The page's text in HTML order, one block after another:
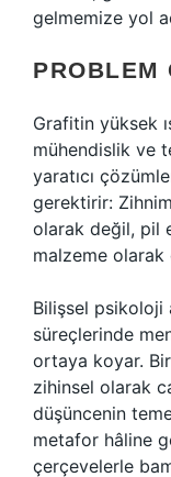
gelmemize yol
PROBLEM
Grafitin yüksek
mühendislik ve
yaratıcı
gerektirir:
olarak değil, pil
malzeme olarak
Bilişsel psikoloji
süreçlerinde
ortaya koyar. Bir
zihinsel olarak
düşüncenin
metafor hâline
çerçevelerle